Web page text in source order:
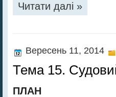
Читати далі »
Вересень 11, 2014
Тема 15.
ПЛАН